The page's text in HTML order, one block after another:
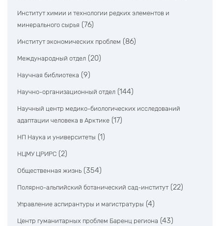
Институт химии и технологии редких элементов и
минерального сырья (76)
Институт экономических проблем (86)
Международный отдел (20)
Научная библиотека (9)
Научно-организационный отдел (144)
Научный центр медико-биологических исследований
адаптации человека в Арктике (17)
НП Наука и университеты (1)
НЦМУ ЦРИРС (2)
Общественная жизнь (354)
Полярно-альпийский ботанический сад-институт (22)
Управление аспирантуры и магистратуры (4)
Центр гуманитарных проблем Баренц региона (43)